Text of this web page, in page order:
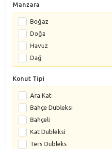
Manzara
Boğaz
Doğa
Havuz
Dağ
Konut Tipi
Ara Kat
Bahçe Dubleksi
Bahçeli
Kat Dubleksi
Ters Dubleks